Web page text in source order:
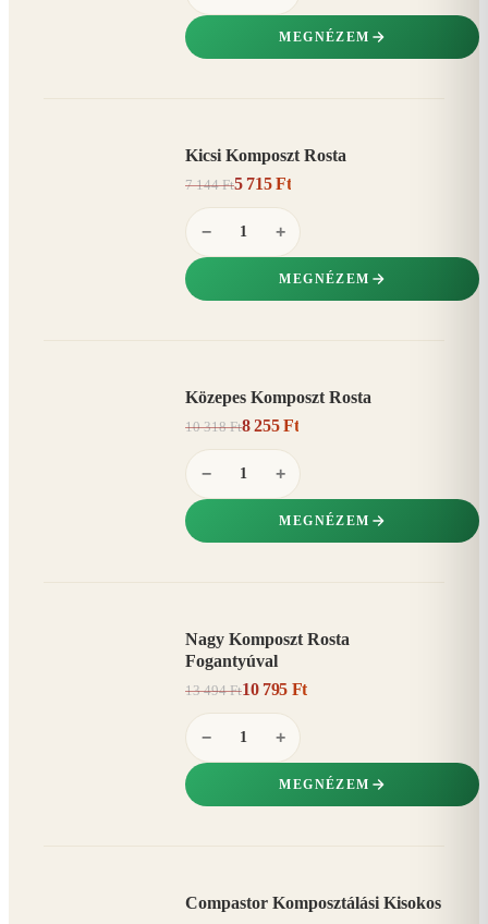
MEGNÉZEM
Kicsi Komposzt Rosta
7 144 Ft5 715 Ft
− +
MEGNÉZEM
Közepes Komposzt Rosta
10 318 Ft8 255 Ft
− +
MEGNÉZEM
Nagy Komposzt Rosta
Fogantyúval
13 494 Ft10 795 Ft
− +
MEGNÉZEM
Compastor Komposztálási Kisokos